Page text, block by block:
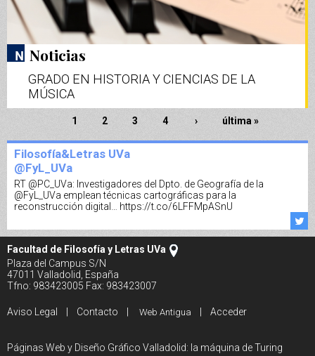
Noticias
GRADO EN HISTORIA Y CIENCIAS DE LA
MÚSICA
1 2 3 4 › última »
Filosofía&Letras UVa
@FyL_UVa
RT @PC_UVa: Investigadores del Dpto. de Geografía de la
@FyL_UVa emplean técnicas cartográficas para la
reconstrucción digital… https://t.co/6LFFMpASnU
Facultad de Filosofía y Letras UVa
Plaza del Campus S/N
47011 Valladolid, España
Tfno: 983423005 Fax: 983423007
Aviso Legal Contacto Web Antigua Acceder
Páginas Web y Diseño Gráfico Valladolid: la máquina de Turing